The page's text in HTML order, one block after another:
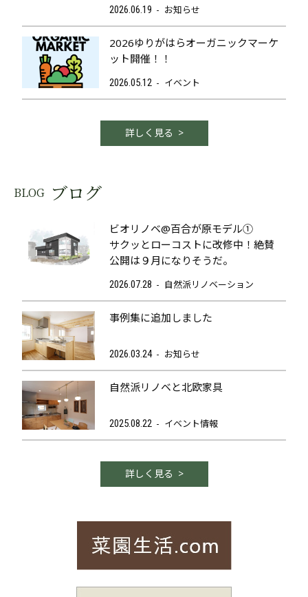
2026.06.19 お知らせ
2026ゆりがはらオーガニックマーケ
ット開催！！
2026.05.12 イベント
詳しく見る
BLOG ブログ
ビオリノベ@百合が原モデル①
サクッとローコストに改修中！絶賛
公開は９月になりそうだ。
2026.07.28 自然派リノベーション
事例集に追加しました
2026.03.24 お知らせ
自然派リノベと北欧家具
2025.08.22 イベント情報
詳しく見る